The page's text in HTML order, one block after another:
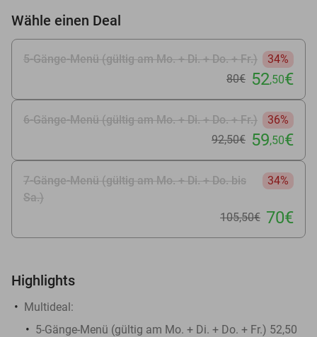
Wähle einen Deal
5-Gänge-Menü (gültig am Mo. + Di. + Do. + Fr.)
34%
80€ 52,50€
6-Gänge-Menü (gültig am Mo. + Di. + Do. + Fr.)
36%
92,50€ 59,50€
7-Gänge-Menü (gültig am Mo. + Di. + Do. bis
Sa.)
34%
105,50€ 70€
Highlights
Multideal:
5-Gänge-Menü (gültig am Mo. + Di. + Do. + Fr.) 52,50